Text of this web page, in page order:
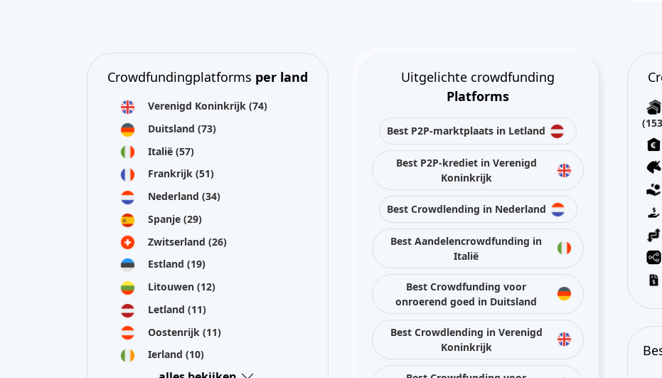
Crowdfundingplatforms per land
Verenigd Koninkrijk (74)
Duitsland (73)
Italië (57)
Frankrijk (51)
Nederland (34)
Spanje (29)
Zwitserland (26)
Estland (19)
Litouwen (12)
Letland (11)
Oostenrijk (11)
Ierland (10)
Uitgelichte crowdfunding
Platforms
Best P2P-marktplaats in Letland
Best P2P-krediet in Verenigd
Koninkrijk
Best Crowdlending in Nederland
Best Aandelencrowdfunding in
Italië
Best Crowdfunding voor
onroerend goed in Duitsland
Best Crowdlending in Verenigd
Koninkrijk